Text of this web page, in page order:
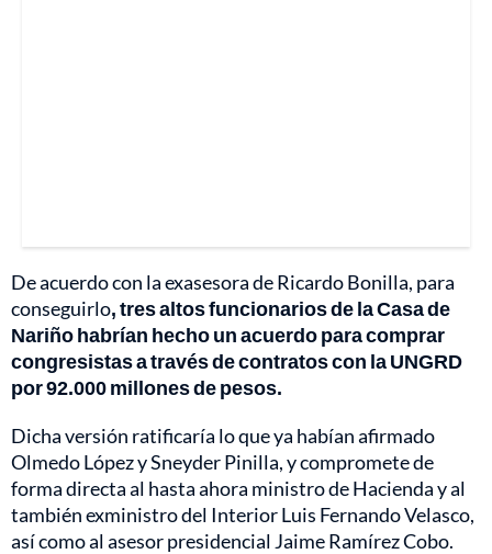
De acuerdo con la exasesora de Ricardo Bonilla, para
conseguirlo, tres altos funcionarios de la Casa de
Nariño habrían hecho un acuerdo para comprar
congresistas a través de contratos con la UNGRD
por 92.000 millones de pesos.
Dicha versión ratificaría lo que ya habían afirmado
Olmedo López y Sneyder Pinilla, y compromete de
forma directa al hasta ahora ministro de Hacienda y al
también exministro del Interior Luis Fernando Velasco,
así como al asesor presidencial Jaime Ramírez Cobo.